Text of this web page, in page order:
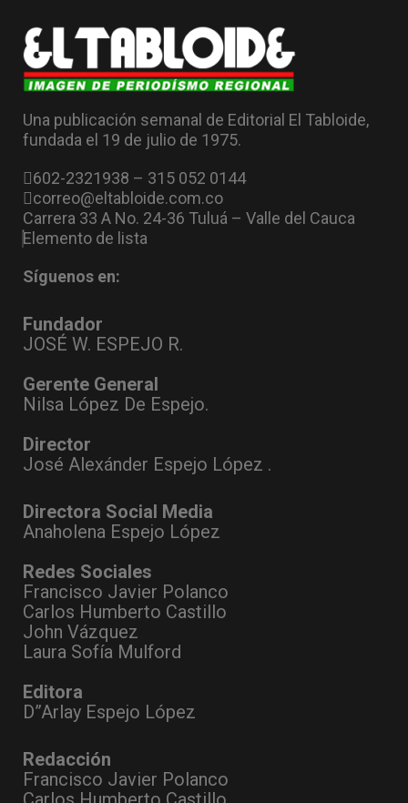
Una publicación semanal de Editorial El Tabloide,
fundada el 19 de julio de 1975.
602-2321938 – 315 052 0144
correo@eltabloide.com.co
Carrera 33 A No. 24-36 Tuluá – Valle del Cauca
Elemento de lista
Síguenos en:
Fundador
JOSÉ W. ESPEJO R.
Gerente General
Nilsa López De Espejo.
Director
José Alexánder Espejo López .
Directora Social Media
Anaholena Espejo López
Redes Sociales
Francisco Javier Polanco
Carlos Humberto Castillo
John Vázquez
Laura Sofía Mulford
Editora
D”Arlay Espejo López
Redacción
Francisco Javier Polanco